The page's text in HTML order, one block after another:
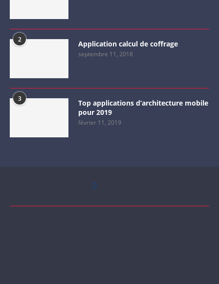
2 Application calcul de coffrage
septembre 11, 2018
3
Top applications d’architecture mobile
pour 2019
février 11, 2019